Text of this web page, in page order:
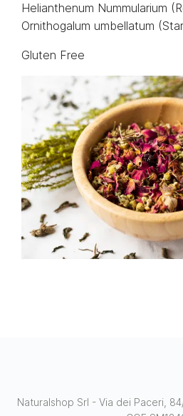
Helianthenum Nummularium
Ornithogalum umbellatum
Gluten Free
Naturalshop Srl - Via dei Paceri,